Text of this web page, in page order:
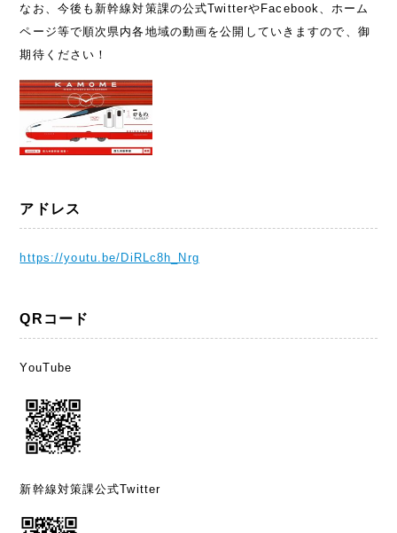
なお、今後も新幹線対策課の公式TwitterやFacebook、ホーム
ページ等で順次県内各地域の動画を公開していきますので、御
期待ください！
アドレス
https://youtu.be/DiRLc8h_Nrg
QRコード
YouTube
新幹線対策課公式Twitter